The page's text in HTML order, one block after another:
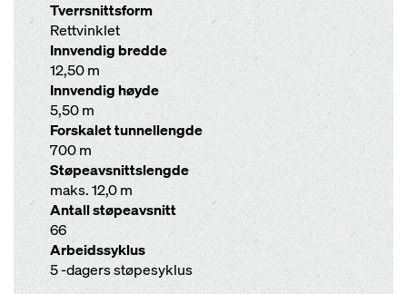
Tverrsnittsform
Rettvinklet
Innvendig bredde
12,50 m
Innvendig høyde
5,50 m
Forskalet tunnellengde
700 m
Støpeavsnittslengde
maks. 12,0 m
Antall støpeavsnitt
66
Arbeidssyklus
5 -dagers støpesyklus